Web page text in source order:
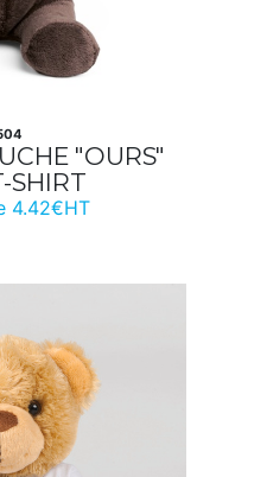
"OURS"
SHIRT
4.42€HT